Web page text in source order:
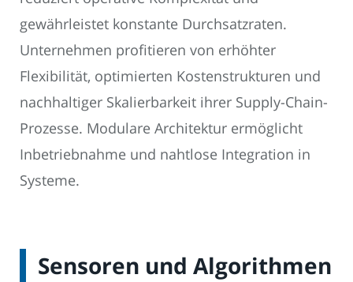
gewährleistet konstante Durchsatzraten.
Unternehmen profitieren von erhöhter
Flexibilität, optimierten Kostenstrukturen und
nachhaltiger Skalierbarkeit ihrer Supply-Chain-
Prozesse. Modulare Architektur ermöglicht
Inbetriebnahme und nahtlose Integration in
Systeme.
Sensoren und Algorithmen